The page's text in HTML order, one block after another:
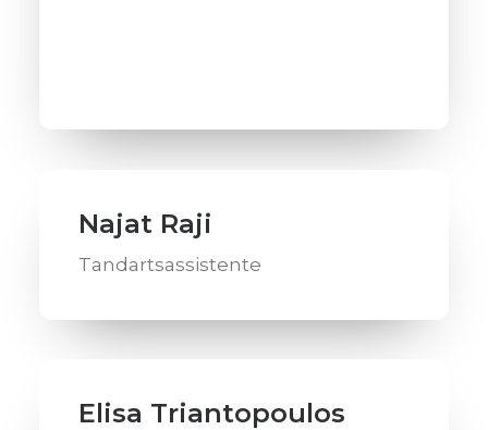
Najat Raji
Tandartsassistente
Elisa Triantopoulos